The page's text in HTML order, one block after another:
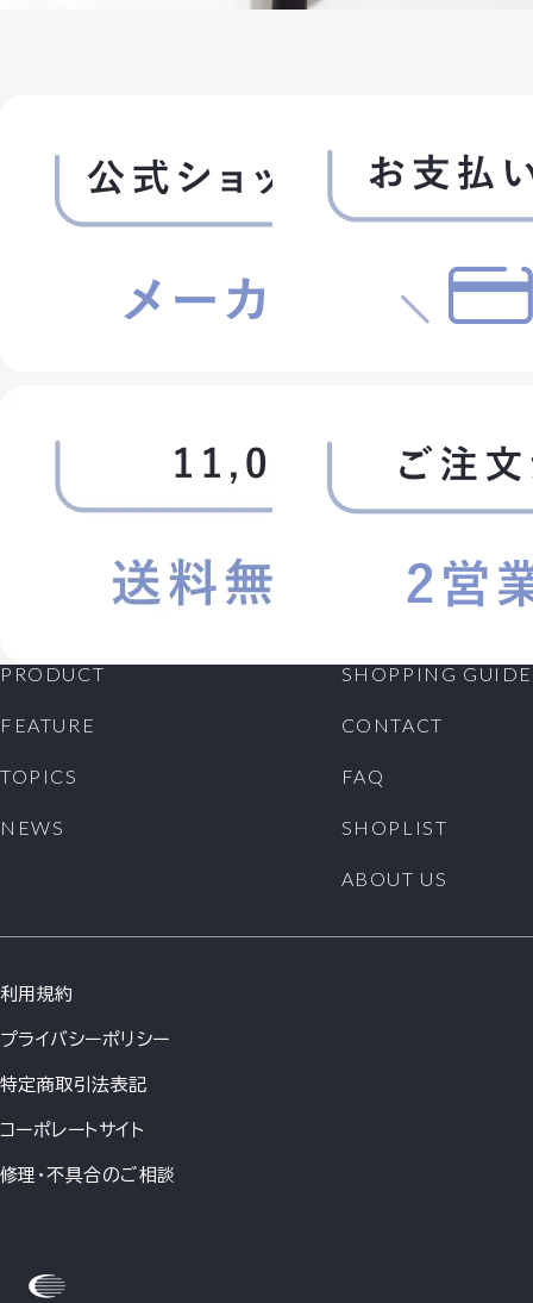
PRODUCT
FEATURE
TOPICS
NEWS
SHOPPING GUIDE
CONTACT
FAQ
SHOPLIST
ABOUT US
利用規約
プライバシーポリシー
特定商取引法表記
コーポレートサイト
修理・不具合のご相談